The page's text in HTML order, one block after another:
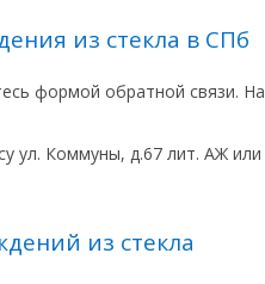
из стекла в СПб
формой обратной связи.
ул. Коммуны, д.67 лит. АЖ
из стекла